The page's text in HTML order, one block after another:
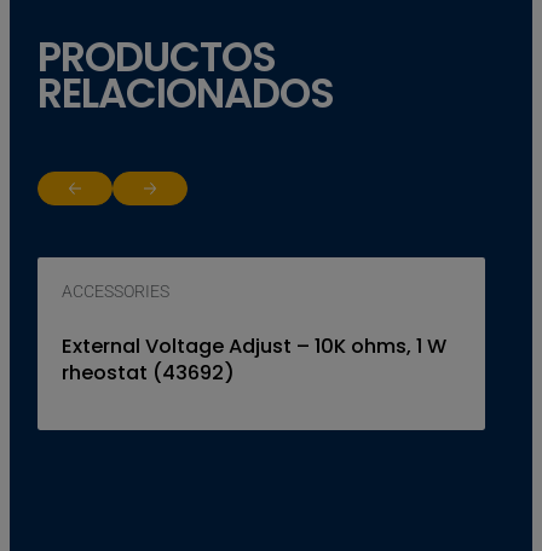
PRODUCTOS
RELACIONADOS
Return to previous slide
Jump to next slide
ACCESSORIES
External Voltage Adjust – 10K ohms, 1 W
rheostat (43692)